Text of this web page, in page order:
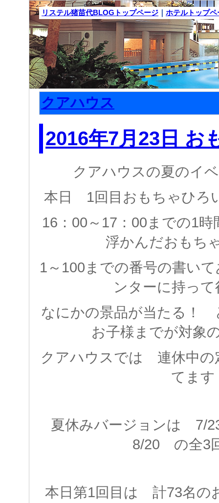
リステル猪苗代BLOGトップページ ｜ ホテルトップペ
クアハウス
2016年7月23日 お
クアハウスの夏のイ
本日 1回目おもちゃひろ
16：00～17：00までの1
浮かんだおもち
1～100までの番号の書い
ンターに持っ
なにかの景品が当たる！
お子様までが対象
クアハウスでは 連休中の
てます
夏休みバージョンは
8/20 の全3
本日第1回目は 計73名の